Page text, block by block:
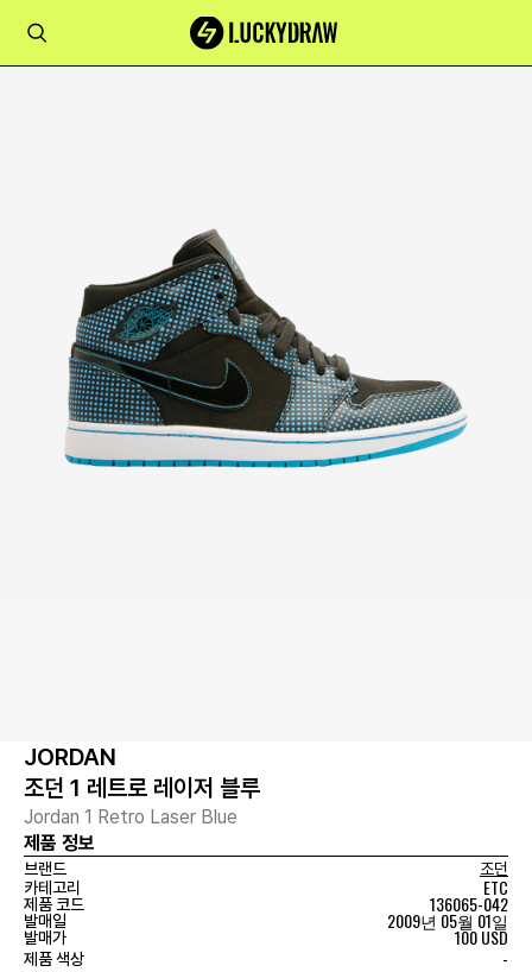
JORDAN
조던 1 레트로 레이저 블루
Jordan 1 Retro Laser Blue
제품 정보
브랜드
조던
카테고리
ETC
제품 코드 136065-042
발매일 2009년 05월 01일
발매가 100 USD
제품 색상 -